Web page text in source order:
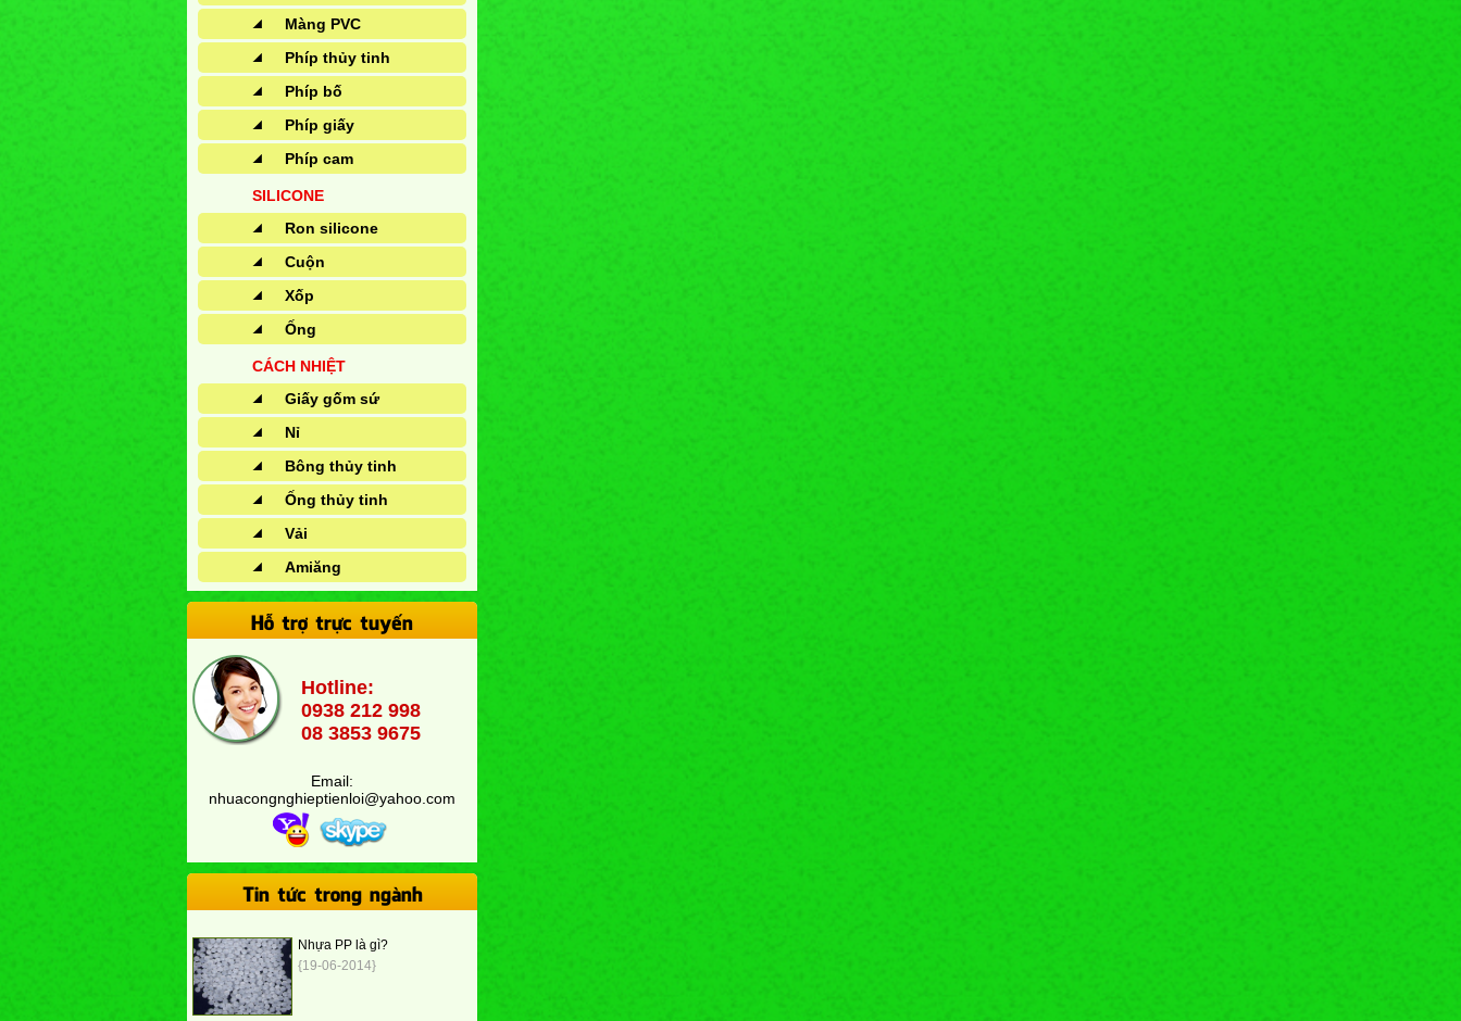
Màng PVC
Phíp thủy tinh
Phíp bố
Phíp giấy
Phíp cam
SILICONE
Ron silicone
Cuộn
Xốp
Ống
CÁCH NHIỆT
Giấy gốm sứ
Nỉ
Bông thủy tinh
Ống thủy tinh
Vải
Amiăng
Hỗ trợ trực tuyến
Hotline:
0938 212 998
08 3853 9675
Email:
nhuacongnghieptienloi@yahoo.com
Tin tức trong ngành
Nhựa PP là gì?
{19-06-2014}